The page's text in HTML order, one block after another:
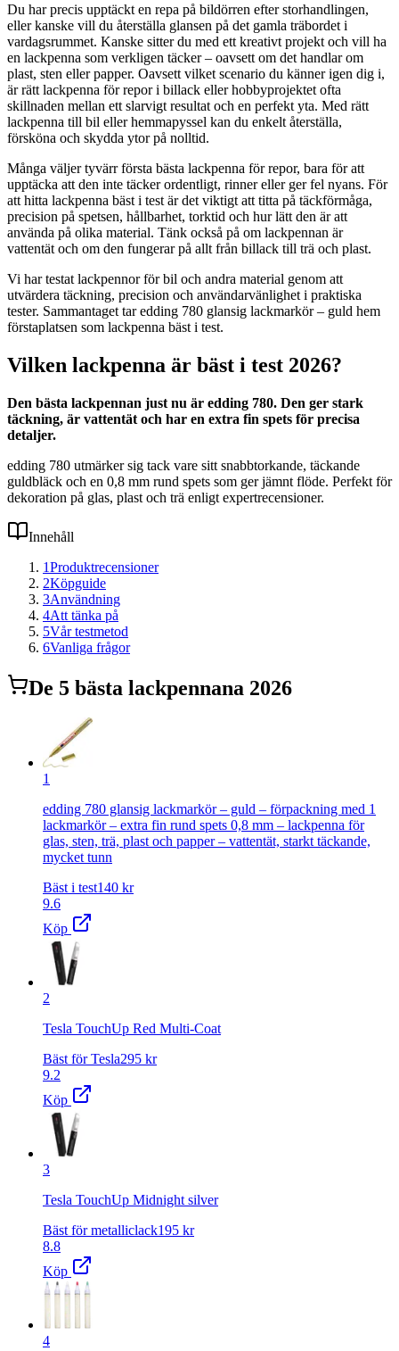
Du har precis upptäckt en repa på bildörren efter storhandlingen,
eller kanske vill du återställa glansen på det gamla träbordet i
vardagsrummet. Kanske sitter du med ett kreativt projekt och vill ha
en lackpenna som verkligen täcker – oavsett om det handlar om
plast, sten eller papper. Oavsett vilket scenario du känner igen dig i,
är rätt lackpenna för repor i billack eller hobbyprojektet ofta
skillnaden mellan ett slarvigt resultat och en perfekt yta. Med rätt
lackpenna till bil eller hemmapyssel kan du enkelt återställa,
försköna och skydda ytor på nolltid.
Många väljer tyvärr första bästa lackpenna för repor, bara för att
upptäcka att den inte täcker ordentligt, rinner eller ger fel nyans. För
att hitta lackpenna bäst i test är det viktigt att titta på täckförmåga,
precision på spetsen, hållbarhet, torktid och hur lätt den är att
använda på olika material. Tänk också på om lackpennan är
vattentät och om den fungerar på allt från billack till trä och plast.
Vi har testat lackpennor för bil och andra material genom att
utvärdera täckning, precision och användarvänlighet i praktiska
tester. Sammantaget tar edding 780 glansig lackmarkör – guld hem
förstaplatsen som lackpenna bäst i test.
Vilken lackpenna är bäst i test 2026?
Den bästa lackpennan just nu är edding 780. Den ger stark
täckning, är vattentät och har en extra fin spets för precisa
detaljer.
edding 780 utmärker sig tack vare sitt snabbtorkande, täckande
guldbläck och en 0,8 mm rund spets som ger jämnt flöde. Perfekt för
dekoration på glas, plast och trä enligt expertrecensioner.
Innehåll
1Produktrecensioner
2Köpguide
3Användning
4Att tänka på
5Vår testmetod
6Vanliga frågor
De 5 bästa lackpennana 2026
1
edding 780 glansig lackmarkör – guld – förpackning med 1
lackmarkör – extra fin rund spets 0,8 mm – lackpenna för
glas, sten, trä, plast och papper – vattentät, starkt täckande,
mycket tunn
Bäst i test140 kr
9.6
Köp
2
Tesla TouchUp Red Multi-Coat
Bäst för Tesla295 kr
9.2
Köp
3
Tesla TouchUp Midnight silver
Bäst för metalliclack195 kr
8.8
Köp
4